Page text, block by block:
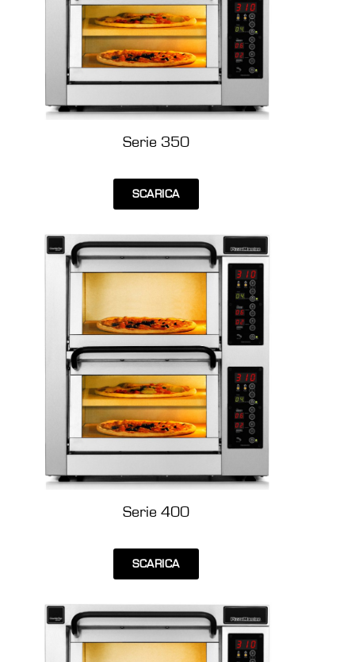
Serie 350
SCARICA
Serie 400
SCARICA